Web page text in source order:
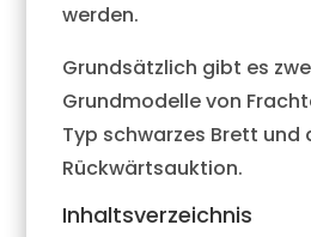
werden.
Grundsätzlich gibt es
Grundmodelle von
Typ schwarzes Brett und
Rückwärtsauktion.
Inhaltsverzeichnis